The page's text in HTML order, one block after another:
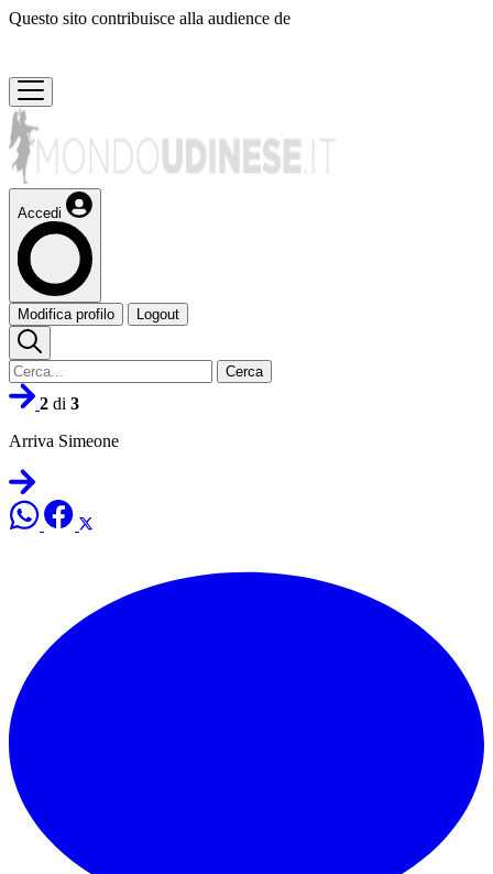
Questo sito contribuisce alla audience de
Accedi
Modifica profilo Logout
Cerca
2 di 3
Arriva Simeone